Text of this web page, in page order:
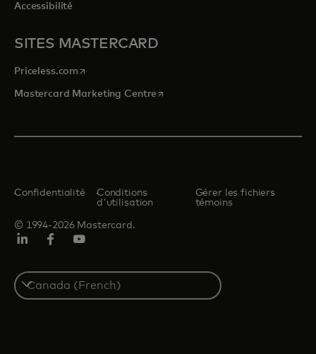
Accessibilité
SITES MASTERCARD
Priceless.com s’ouvre dans un nouvel onglet
Mastercard Marketing Centre s’ouvre dans un nouvel onglet
© 1994-2026 Mastercard.
Confidentialité
Conditions
d'utilisation
Gérer les fichiers
témoins
Select
a
country